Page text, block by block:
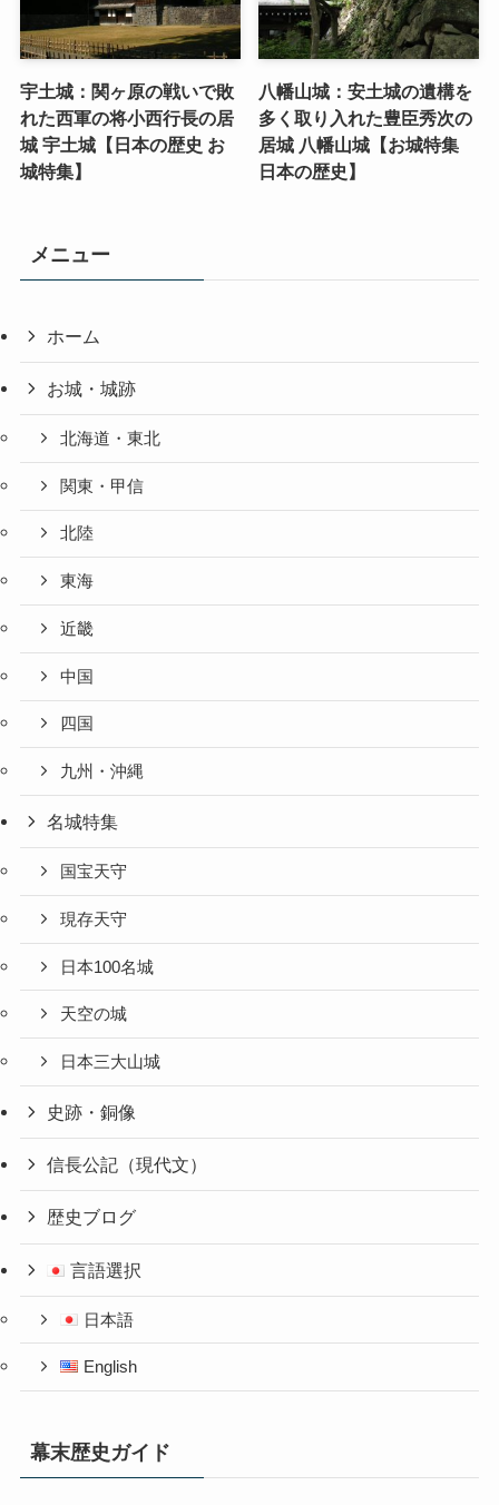
宇土城：関ヶ原の戦いで敗
れた西軍の将小西行長の居
城 宇土城【日本の歴史 お
城特集】
八幡山城：安土城の遺構を
多く取り入れた豊臣秀次の
居城 八幡山城【お城特集
日本の歴史】
メニュー
ホーム
お城・城跡
北海道・東北
関東・甲信
北陸
東海
近畿
中国
四国
九州・沖縄
名城特集
国宝天守
現存天守
日本100名城
天空の城
日本三大山城
史跡・銅像
信長公記（現代文）
歴史ブログ
言語選択
日本語
English
幕末歴史ガイド